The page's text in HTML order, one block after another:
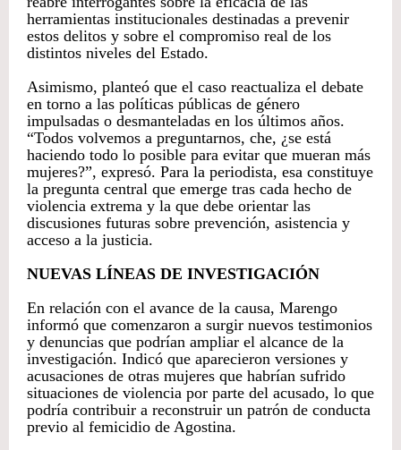
herramientas institucionales destinadas a prevenir
estos delitos y sobre el compromiso real de los
distintos niveles del Estado.
Asimismo, planteó que el caso reactualiza el debate
en torno a las políticas públicas de género
impulsadas o desmanteladas en los últimos años.
“Todos volvemos a preguntarnos, che, ¿se está
haciendo todo lo posible para evitar que mueran más
mujeres?”, expresó. Para la periodista, esa constituye
la pregunta central que emerge tras cada hecho de
violencia extrema y la que debe orientar las
discusiones futuras sobre prevención, asistencia y
acceso a la justicia.
NUEVAS LÍNEAS DE INVESTIGACIÓN
En relación con el avance de la causa, Marengo
informó que comenzaron a surgir nuevos testimonios
y denuncias que podrían ampliar el alcance de la
investigación. Indicó que aparecieron versiones y
acusaciones de otras mujeres que habrían sufrido
situaciones de violencia por parte del acusado, lo que
podría contribuir a reconstruir un patrón de conducta
previo al femicidio de Agostina.